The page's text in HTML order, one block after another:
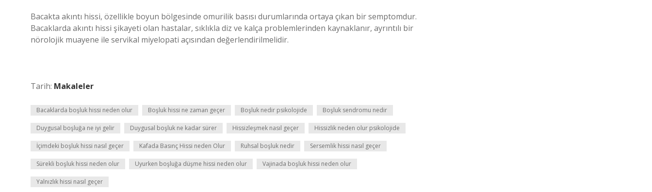
Bacakta akıntı hissi, özellikle boyun bölgesinde omurilik basısı durumlarında ortaya çıkan bir semptomdur.
Bacaklarda akıntı hissi şikayeti olan hastalar, sıklıkla diz ve kalça problemlerinden kaynaklanır, ayrıntılı bir
nörolojik muayene ile servikal miyelopati açısından değerlendirilmelidir.
Tarih: Makaleler
Bacaklarda boşluk hissi neden olur Boşluk hissi ne zaman geçer Boşluk nedir psikolojide Boşluk sendromu nedir
Duygusal boşluğa ne iyi gelir Duygusal boşluk ne kadar sürer Hissizleşmek nasıl geçer Hissizlik neden olur psikolojide
İçimdeki boşluk hissi nasıl geçer Kafada Basınç Hissi neden Olur Ruhsal boşluk nedir Sersemlik hissi nasıl geçer
Sürekli boşluk hissi neden olur Uyurken boşluğa düşme hissi neden olur Vajinada boşluk hissi neden olur
Yalnızlık hissi nasıl geçer